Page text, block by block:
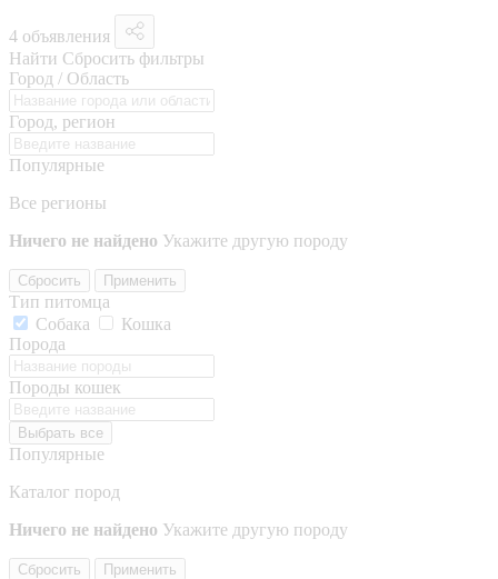
4 объявления
Найти Сбросить фильтры
Город / Область
Город, регион
Популярные
Все регионы
Ничего не найдено Укажите другую породу
Сбросить Применить
Тип питомца
Собака
Кошка
Порода
Породы кошек
Выбрать все
Популярные
Каталог пород
Ничего не найдено Укажите другую породу
Сбросить Применить